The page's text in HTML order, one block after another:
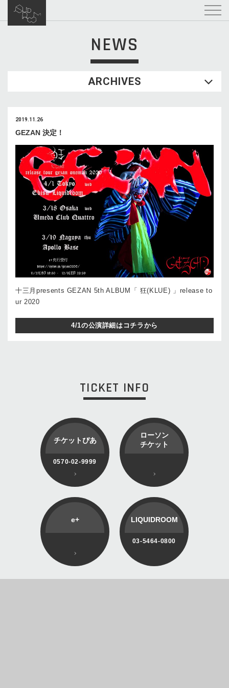
NEWS
ARCHIVES
2019.11.26
GEZAN 決定！
十三月presents GEZAN 5th ALBUM「 狂(KLUE) 」release to
ur 2020
4/1の公演詳細はコチラから
TICKET INFO
チケットぴあ
0570-02-9999
ローソン
チケット
e+ LIQUIDROOM
03-5464-0800